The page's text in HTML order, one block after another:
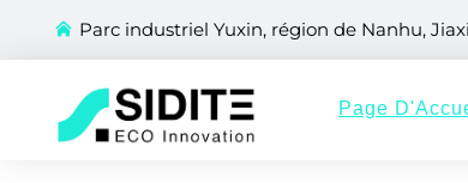
Parc industriel Yuxin, région de Nanhu,
Page